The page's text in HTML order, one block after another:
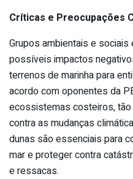
Críticas e Preocupações
Grupos ambientais e
possíveis impactos
terrenos de marinha para
acordo com oponentes da
ecossistemas costeiros,
contra as mudanças
dunas são essenciais para
mar e proteger contra
e ressacas.